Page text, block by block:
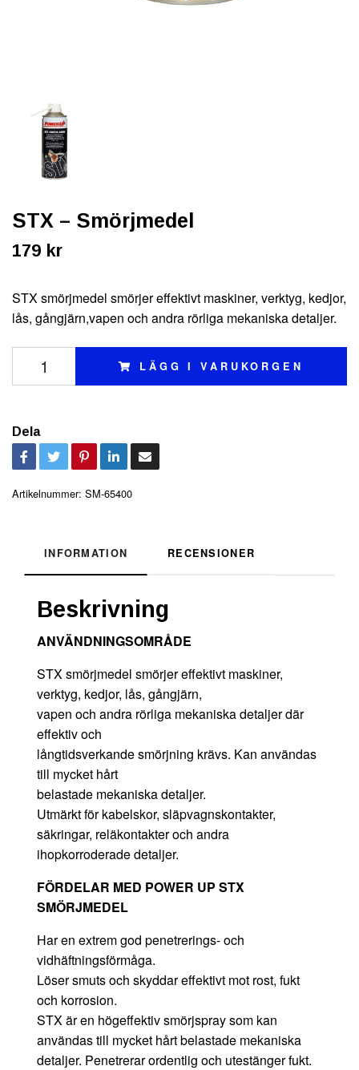
STX – Smörjmedel
179 kr
STX smörjmedel smörjer effektivt maskiner, verktyg, kedjor,
lås, gångjärn,vapen och andra rörliga mekaniska detaljer.
LÄGG I VARUKORGEN
Dela
Artikelnummer: SM-65400
INFORMATION RECENSIONER
Beskrivning
ANVÄNDNINGSOMRÅDE
STX smörjmedel smörjer effektivt maskiner,
verktyg, kedjor, lås, gångjärn,
vapen och andra rörliga mekaniska detaljer där
effektiv och
långtidsverkande smörjning krävs. Kan användas
till mycket hårt
belastade mekaniska detaljer.
Utmärkt för kabelskor, släpvagnskontakter,
säkringar, reläkontakter och andra
ihopkorroderade detaljer.
FÖRDELAR MED POWER UP STX
SMÖRJMEDEL
Har en extrem god penetrerings- och
vidhäftningsförmåga.
Löser smuts och skyddar effektivt mot rost, fukt
och korrosion.
STX är en högeffektiv smörjspray som kan
användas till mycket hårt belastade mekaniska
detaljer. Penetrerar ordentlig och utestänger fukt.